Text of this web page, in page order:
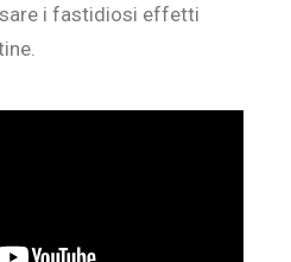
i fastidiosi effetti